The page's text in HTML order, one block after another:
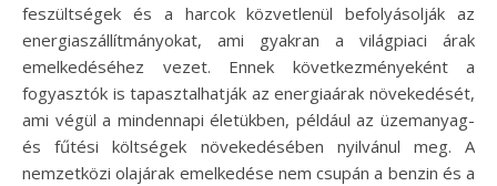
feszültségek és a harcok közvetlenül befolyásolják az
energiaszállítmányokat, ami gyakran a világpiaci árak
emelkedéséhez vezet. Ennek következményeként a
fogyasztók is tapasztalhatják az energiaárak növekedését,
ami végül a mindennapi életükben, például az üzemanyag-
és fűtési költségek növekedésében nyilvánul meg. A
nemzetközi olajárak emelkedése nem csupán a benzin és a